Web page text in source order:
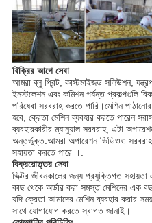
বিক্রির আগে সেবা
আমরা ব্লু প্রিন্ট, কাস্টমাইজড সলিউশন,
ইনস্টলেশন এবং কমিশন পর্যন্ত প্রকল্পগুলি
পরিষেবা সরবরাহ করতে পারি।মেশিন
হবে, ক্রেতা মেশিন ব্যবহার করতে পারেন
ব্যবহারকারীর ম্যানুয়াল সরবরাহ, এটা
অন্তর্ভুক্ত.আমরা অপারেশন ভিডিওও সরবরাহ
সহায়তা করতে পারে ।.
বিক্রয়োত্তর সেবা
ভিক্টর জীবনকালের জন্য প্রযুক্তিগত
কাছ থেকে অর্ডার করা সমস্ত মেশিনের এক
যদি ক্রেতা আমাদের মেশিন ব্যবহার করার
সাথে যোগাযোগ করতে স্বাগত জানাই।